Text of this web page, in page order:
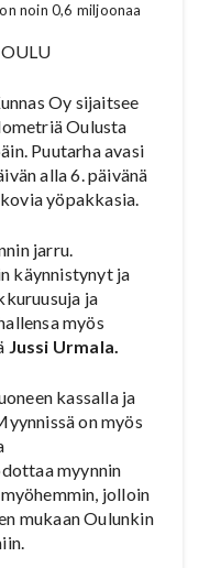
noin 0,6 miljoonaa
Oy sijaitsee
Oulusta
Puutarha avasi
alla 6. päivänä
yöpakkasia.
jarru.
käynnistynyt ja
ja
myös
Jussi Urmala.
kassalla ja
on myös
myynnin
jolloin
mukaan Oulunkin